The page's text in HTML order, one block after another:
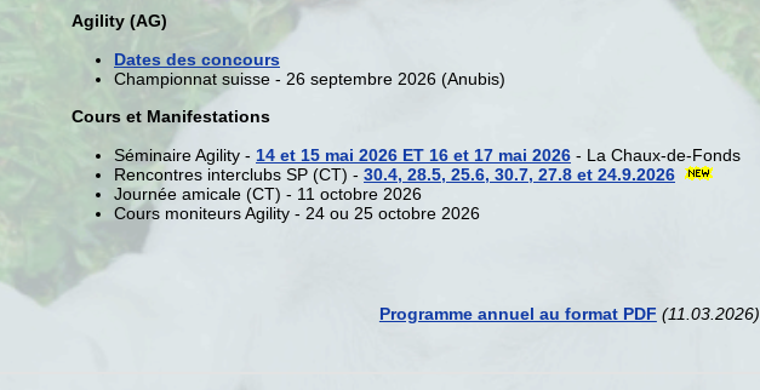
Agility (AG)
Dates des concours
Championnat suisse - 26 septembre 2026 (Anubis)
Cours et Manifestations
Séminaire Agility - 14 et 15 mai 2026 ET 16 et 17 mai 2026 - La Chaux-de-Fonds
Rencontres interclubs SP (CT) - 30.4, 28.5, 25.6, 30.7, 27.8 et 24.9.2026
Journée amicale (CT) - 11 octobre 2026
Cours moniteurs Agility - 24 ou 25 octobre 2026
Programme annuel au format PDF (11.03.2026)